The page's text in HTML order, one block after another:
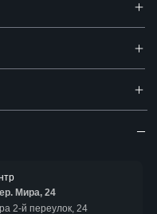
Мира, 24
2-й переулок, 24